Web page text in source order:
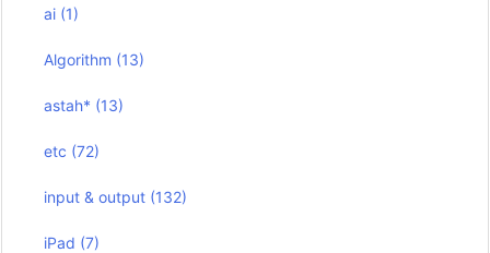
ai (1)
Algorithm (13)
astah* (13)
etc (72)
input & output (132)
iPad (7)